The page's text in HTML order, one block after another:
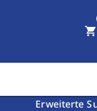
Erweiterte
shopping_cart